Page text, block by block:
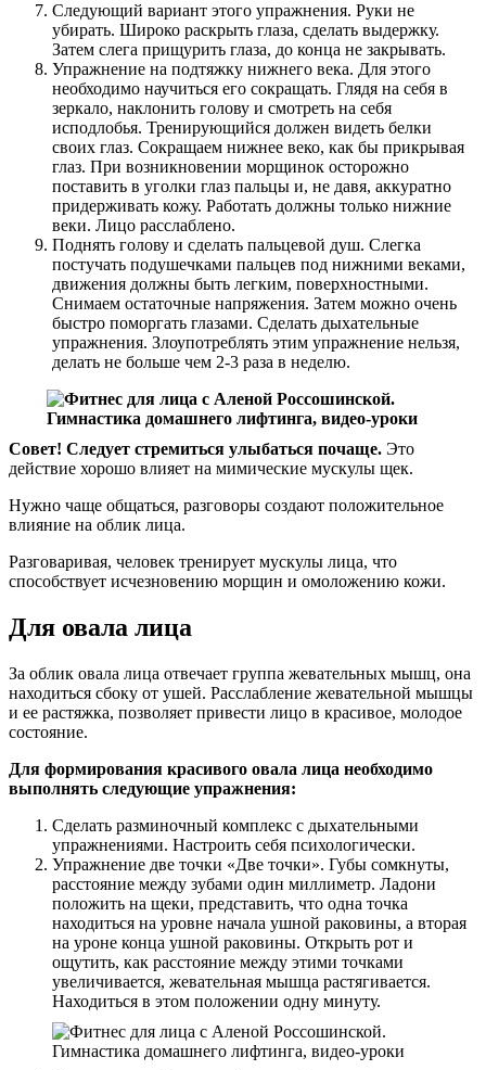
Следующий вариант этого упражнения. Руки не
убирать. Широко раскрыть глаза, сделать выдержку.
Затем слега прищурить глаза, до конца не закрывать.
Упражнение на подтяжку нижнего века. Для этого
необходимо научиться его сокращать. Глядя на себя в
зеркало, наклонить голову и смотреть на себя
исподлобья. Тренирующийся должен видеть белки
своих глаз. Сокращаем нижнее веко, как бы прикрывая
глаз. При возникновении морщинок осторожно
поставить в уголки глаз пальцы и, не давя, аккуратно
придерживать кожу. Работать должны только нижние
веки. Лицо расслаблено.
Поднять голову и сделать пальцевой душ. Слегка
постучать подушечками пальцев под нижними веками,
движения должны быть легким, поверхностными.
Снимаем остаточные напряжения. Затем можно очень
быстро поморгать глазами. Сделать дыхательные
упражнения. Злоупотреблять этим упражнение нельзя,
делать не больше чем 2-3 раза в неделю.
Совет! Следует стремиться улыбаться почаще. Это
действие хорошо влияет на мимические мускулы щек.
Нужно чаще общаться, разговоры создают положительное
влияние на облик лица.
Разговаривая, человек тренирует мускулы лица, что
способствует исчезновению морщин и омоложению кожи.
Для овала лица
За облик овала лица отвечает группа жевательных мышц, она
находиться сбоку от ушей. Расслабление жевательной мышцы
и ее растяжка, позволяет привести лицо в красивое, молодое
состояние.
Для формирования красивого овала лица необходимо
выполнять следующие упражнения:
Сделать разминочный комплекс с дыхательными
упражнениями. Настроить себя психологически.
Упражнение две точки «Две точки». Губы сомкнуты,
расстояние между зубами один миллиметр. Ладони
положить на щеки, представить, что одна точка
находиться на уровне начала ушной раковины, а вторая
на уроне конца ушной раковины. Открыть рот и
ощутить, как расстояние между этими точками
увеличивается, жевательная мышца растягивается.
Находиться в этом положении одну минуту.